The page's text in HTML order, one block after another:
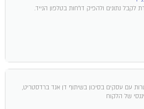
לקבל נתונים ולהפיק דו"חות בטלפון הנייד.
עם עסקים בסיכון בשיתוף דן אנד ברדסטריט,
של הלקוח​